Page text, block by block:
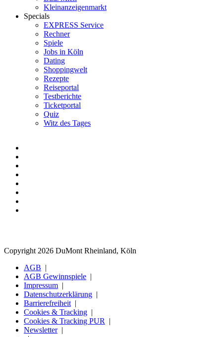
Kleinanzeigenmarkt
Specials
EXPRESS Service
Rechner
Spiele
Jobs in Köln
Dating
Shoppingwelt
Rezepte
Reiseportal
Testberichte
Ticketportal
Quiz
Witz des Tages
Copyright 2026 DuMont Rheinland, Köln
AGB
AGB Gewinnspiele
Impressum
Datenschutzerklärung
Barrierefreiheit
Cookies & Tracking
Cookies & Tracking PUR
Newsletter